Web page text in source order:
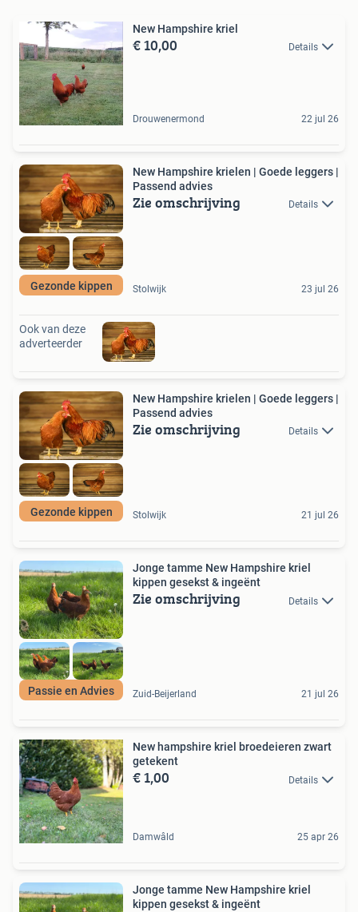
New Hampshire kriel
€ 10,00 Details
Drouwenermond 22 jul 26
Gezonde kippen
New Hampshire krielen | Goede leggers |
Passend advies
Zie omschrijving Details
Stolwijk 23 jul 26
Ook van deze
adverteerder
Gezonde kippen
New Hampshire krielen | Goede leggers |
Passend advies
Zie omschrijving Details
Stolwijk 21 jul 26
Passie en Advies
Jonge tamme New Hampshire kriel
kippen gesekst & ingeënt
Zie omschrijving Details
Zuid-Beijerland 21 jul 26
New hampshire kriel broedeieren zwart
getekent
€ 1,00 Details
Damwâld 25 apr 26
Jonge tamme New Hampshire kriel
kippen gesekst & ingeënt